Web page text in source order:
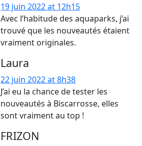
19 juin 2022 at 12h15
Avec l’habitude des aquaparks, j’ai
trouvé que les nouveautés étaient
vraiment originales.
Laura
22 juin 2022 at 8h38
J’ai eu la chance de tester les
nouveautés à Biscarrosse, elles
sont vraiment au top !
FRIZON